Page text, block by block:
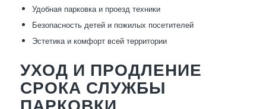
Удобная парковка и проезд техники
Безопасность детей и пожилых посетителей
Эстетика и комфорт всей территории
УХОД И ПРОДЛЕНИЕ
СРОКА СЛУЖБЫ
ПАРКОВКИ